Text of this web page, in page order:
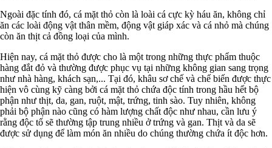
Ngoài đặc tính đó, cá mặt thỏ còn là loài cá cực kỳ háu ăn, không chỉ
ăn các loài động vật thân mềm, động vật giáp xác và cá nhỏ mà chúng
còn ăn thịt cả đồng loại của mình.
Hiện nay, cá mặt thỏ được cho là một trong những thực phẩm thuộc
hàng đắt đỏ và thường được phục vụ tại những không gian sang trọng
như nhà hàng, khách sạn,... Tại đó, khâu sơ chế và chế biến được thực
hiện vô cùng kỹ càng bởi cá mặt thỏ chứa độc tính trong hầu hết bộ
phận như thịt, da, gan, ruột, mật, trứng, tinh sào. Tuy nhiên, không
phải bộ phận nào cũng có hàm lượng chất độc như nhau, cần lưu ý
rằng độc tố sẽ thường tập trung nhiều ở trứng và gan. Thịt và da sẽ
được sử dụng để làm món ăn nhiều do chúng thường chứa ít độc hơn.